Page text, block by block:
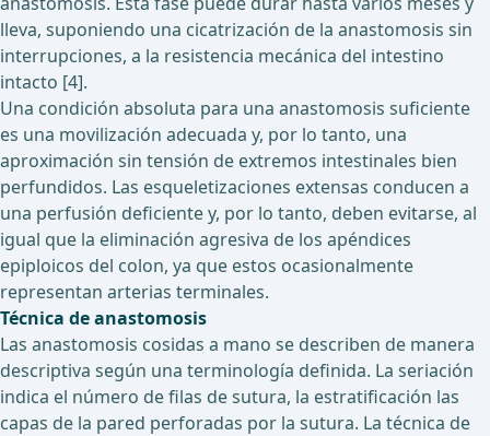
lleva, suponiendo una cicatrización de la anastomosis sin
interrupciones, a la resistencia mecánica del intestino
intacto [4].
Una condición absoluta para una anastomosis suficiente
es una movilización adecuada y, por lo tanto, una
aproximación sin tensión de extremos intestinales bien
perfundidos. Las esqueletizaciones extensas conducen a
una perfusión deficiente y, por lo tanto, deben evitarse, al
igual que la eliminación agresiva de los apéndices
epiploicos del colon, ya que estos ocasionalmente
representan arterias terminales.
Técnica de anastomosis
Las anastomosis cosidas a mano se describen de manera
descriptiva según una terminología definida. La seriación
indica el número de filas de sutura, la estratificación las
capas de la pared perforadas por la sutura. La técnica de